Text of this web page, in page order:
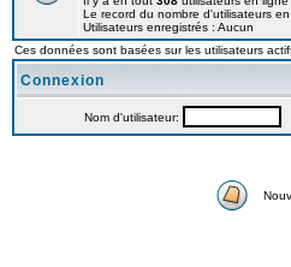
Le record du nombre d'utilisateurs
Utilisateurs enregistrés : Aucun
Ces données sont basées sur les utilisateurs
Connexion
Nom d'utilisateur: